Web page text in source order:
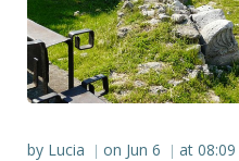
by Lucia | on Jun 6 | at 08:09